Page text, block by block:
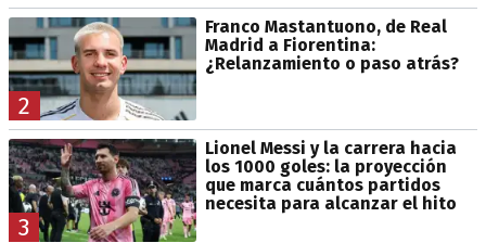
2
Franco Mastantuono, de Real
Madrid a Fiorentina:
¿Relanzamiento o paso atrás?
3
Lionel Messi y la carrera hacia
los 1000 goles: la proyección
que marca cuántos partidos
necesita para alcanzar el hito